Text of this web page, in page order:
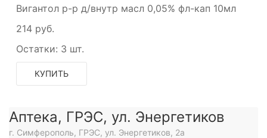
Вигантол р-р д/внутр масл 0,05% фл-кап 10мл
214 руб.
Остатки: 3 шт.
КУПИТЬ
Аптека, ГРЭС, ул. Энергетиков
г. Симферополь, ГРЭС, ул. Энергетиков, 2а